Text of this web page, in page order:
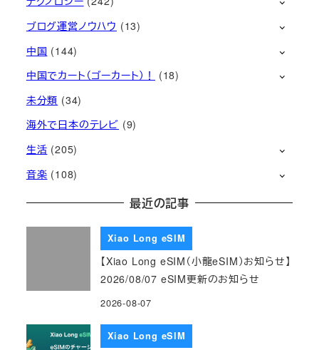
ブログ運営ノウハウ (13)
中国 (144)
中国でカート（ゴーカート）！
(18)
未分類 (34)
海外で日本のテレビ (9)
生活 (205)
音楽 (108)
最近の記事
Xiao Long eSIM
【Xiao Long eSIM（小龍eSIM）お知らせ】
2026/08/07 eSIM更新のお知らせ
2026-08-07
Xiao Long eSIM